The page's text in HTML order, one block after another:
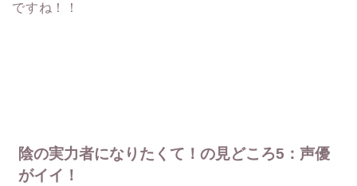
ですね！！
陰の実力者になりたくて！の見どころ5：声優
がイイ！